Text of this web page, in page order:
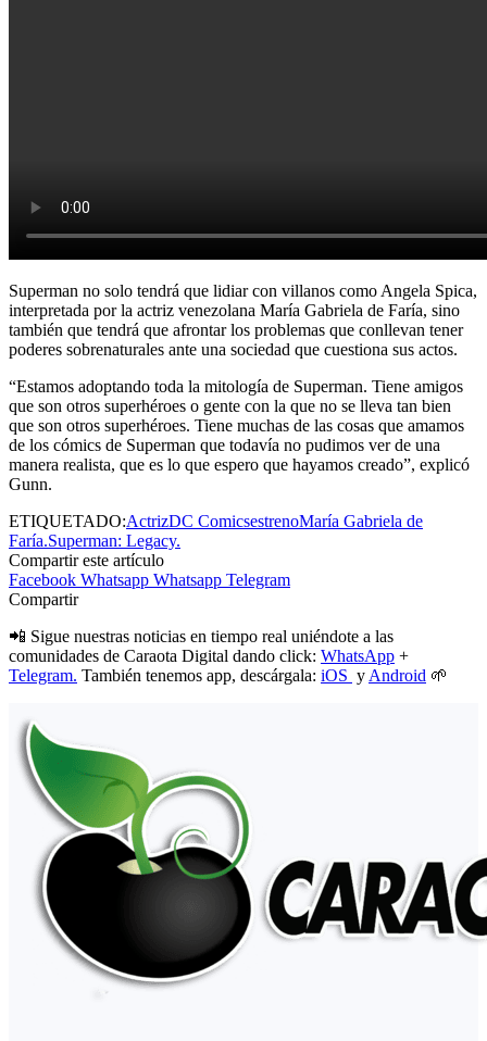
Superman no solo tendrá que lidiar con villanos como Angela Spica,
interpretada por la actriz venezolana María Gabriela de Faría, sino
también que tendrá que afrontar los problemas que conllevan tener
poderes sobrenaturales ante una sociedad que cuestiona sus actos.
“Estamos adoptando toda la mitología de Superman. Tiene amigos
que son otros superhéroes o gente con la que no se lleva tan bien
que son otros superhéroes. Tiene muchas de las cosas que amamos
de los cómics de Superman que todavía no pudimos ver de una
manera realista, que es lo que espero que hayamos creado”, explicó
Gunn.
ETIQUETADO:ActrizDC ComicsestrenoMaría Gabriela de
Faría.Superman: Legacy.
Compartir este artículo
Facebook Whatsapp Whatsapp Telegram
Compartir
📲 Sigue nuestras noticias en tiempo real uniéndote a las
comunidades de Caraota Digital dando click: WhatsApp +
Telegram. También tenemos app, descárgala: iOS y Android 🌱